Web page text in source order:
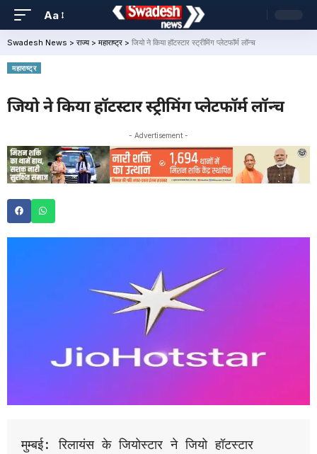
Aa
Swadesh News > राज्य> महाराष्ट्र > जियो ने किया हॉटस्टार स्ट्रीमिंग प्लेटफॉर्म लॉन्च
महाराष्ट्र
जियो ने किया हॉटस्टार स्ट्रीमिंग प्लेटफॉर्म लॉन्च
- Advertisement -
मुम्बई: रिलायंस के जियोस्टार ने जियो हॉटस्टार